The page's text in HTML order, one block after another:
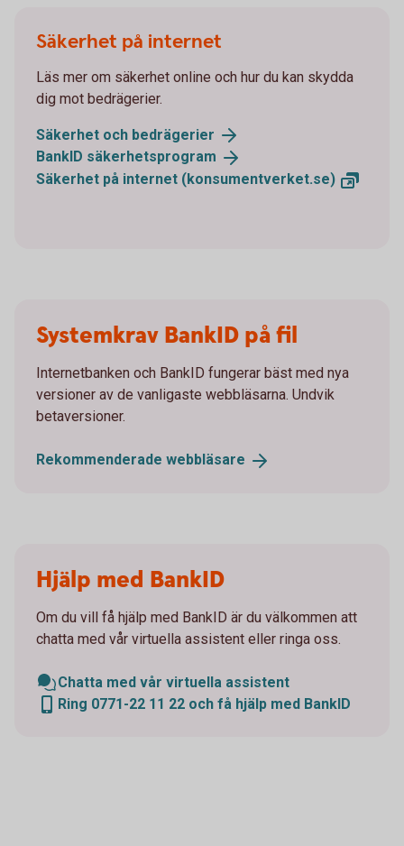
Säkerhet på internet
Läs mer om säkerhet online och hur du kan skydda
dig mot bedrägerier.
Säkerhet och bedrägerier
BankID säkerhetsprogram
Säkerhet på internet (konsumentverket.se)
Systemkrav BankID på fil
Internetbanken och BankID fungerar bäst med nya
versioner av de vanligaste webbläsarna. Undvik
betaversioner.
Rekommenderade webbläsare
Hjälp med BankID
Om du vill få hjälp med BankID är du välkommen att
chatta med vår virtuella assistent eller ringa oss.
Chatta med vår virtuella assistent
Ring 0771-22 11 22 och få hjälp med BankID